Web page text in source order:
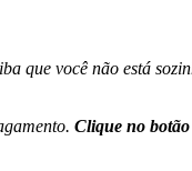
que você não está
Clique no